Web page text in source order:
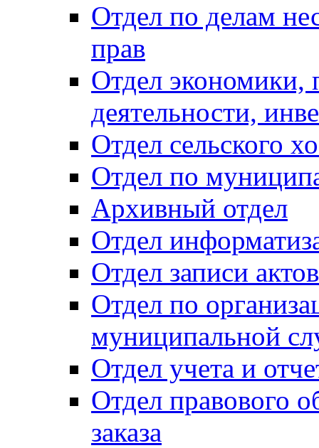
Отдел по делам
прав
Отдел экономики,
деятельности,
Отдел сельского
Отдел по
Архивный отдел
Отдел
Отдел записи
Отдел по
муниципальной
Отдел учета и
Отдел правового
заказа